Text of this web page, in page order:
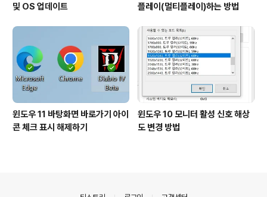
및 OS 업데이트
플레이(멀티플레이)하는 방법
윈도우 11 바탕화면 바로가기 아이
콘 체크 표시 해제하기
윈도우 10 모니터 활성 신호 해상
도 변경 방법